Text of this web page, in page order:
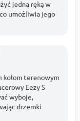
jedną ręką w
umożliwia jego
kołom terenowym
Eezy S
wyboje,
drzemki